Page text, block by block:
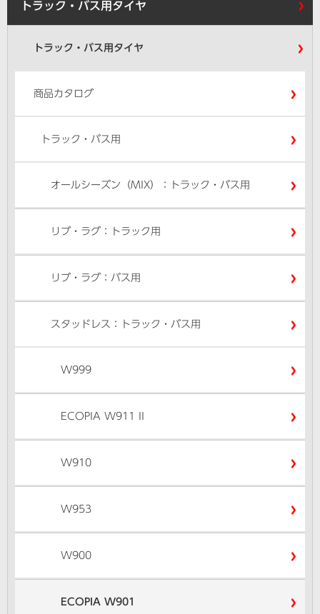
トラック・バス用タイヤ
トラック・バス用タイヤ
商品カタログ
トラック・バス用
オールシーズン（MIX）：トラック・バス用
リブ・ラグ：トラック用
リブ・ラグ：バス用
スタッドレス：トラック・バス用
W999
ECOPIA W911 II
W910
W953
W900
ECOPIA W901